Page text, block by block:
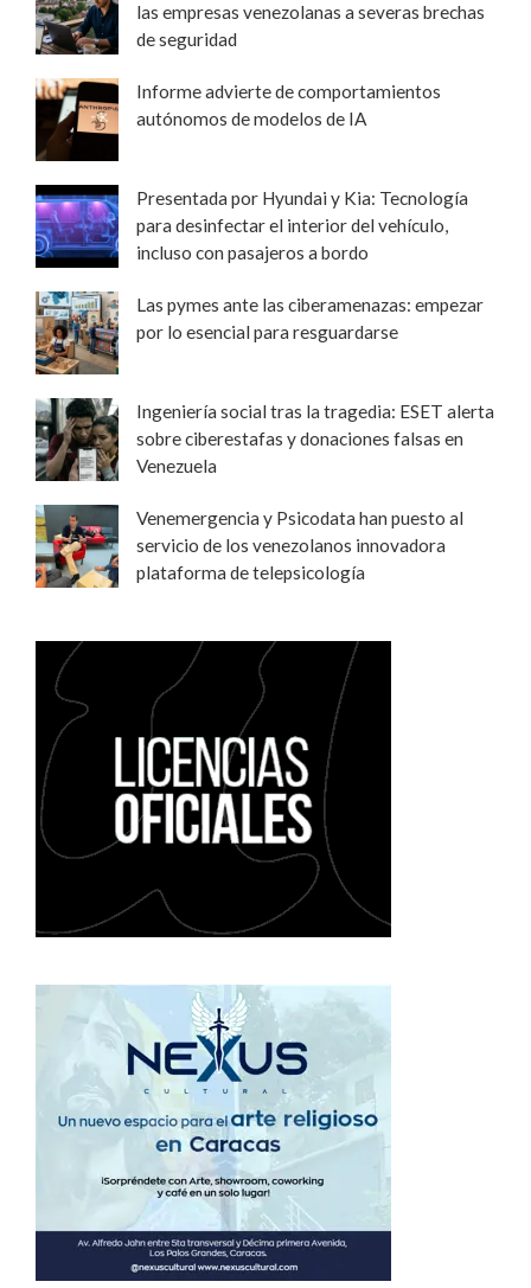
las empresas venezolanas a severas brechas
de seguridad
Informe advierte de comportamientos
autónomos de modelos de IA
Presentada por Hyundai y Kia: Tecnología
para desinfectar el interior del vehículo,
incluso con pasajeros a bordo
Las pymes ante las ciberamenazas: empezar
por lo esencial para resguardarse
Ingeniería social tras la tragedia: ESET alerta
sobre ciberestafas y donaciones falsas en
Venezuela
Venemergencia y Psicodata han puesto al
servicio de los venezolanos innovadora
plataforma de telepsicología